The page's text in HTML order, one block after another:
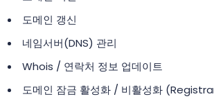
도메인 갱신
네임서버(DNS) 관리
Whois / 연락처 정보 업데이트
도메인 잠금 활성화 / 비활성화